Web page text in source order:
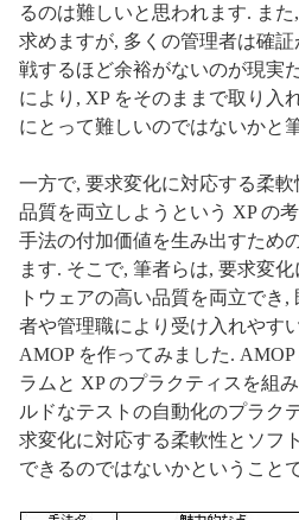
るのは難しいと思われます. ま
求めますが, 多くの管理者は確
戦するほど余裕がないのが現実
により, XP をそのままで取り入
にとって難しいのではないかと
一方で, 要求変化に対応する柔
品質を両立しようという XP の
手法の付加価値を生み出すため
ます. そこで, 筆者らは, 要求変
トウェアの高い品質を両立でき
者や管理職により受け入れやす
AMOP を作ってみました.
ラムと XP のプラクティスを組
ルドなテストの自動化のプラク
求変化に対応する柔軟性とソフ
できるのではないかということ